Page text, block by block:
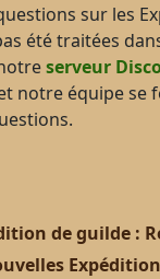
sur les
été traitées
serveur
notre équipe se
de guilde :